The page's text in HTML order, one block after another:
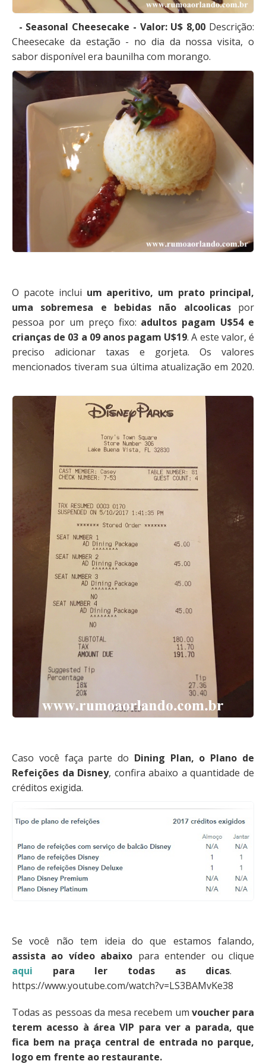
- Seasonal Cheesecake - Valor: U$ 8,00 Descrição:
Cheesecake da estação - no dia da nossa visita, o
sabor disponível era baunilha com morango.
O pacote inclui um aperitivo, um prato principal,
uma sobremesa e bebidas não alcoolicaspor
pessoa por um preço fixo: adultos pagam U$54 e
crianças de 03 a 09 anos pagam U$19. A este valor, é
preciso adicionar taxas e gorjeta. Os valores
mencionados tiveram sua última atualização em 2020.
Caso você faça parte do Dining Plan, o Plano de
Refeições da Disney, confira abaixo a quantidade de
créditos exigida.
Se você não tem ideia do que estamos falando,
assista ao vídeo abaixo para entender ou clique
aqui
para ler todas as dicas.
https://www.youtube.com/watch?v=LS3BAMvKe38
Todas as pessoas da mesa recebem um voucher para
terem acesso à área VIP para ver a parada, que
fica bem na praça central de entrada no parque,
logo em frente ao restaurante.